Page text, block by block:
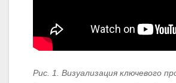
Рис. 1. Визуализация ключевого